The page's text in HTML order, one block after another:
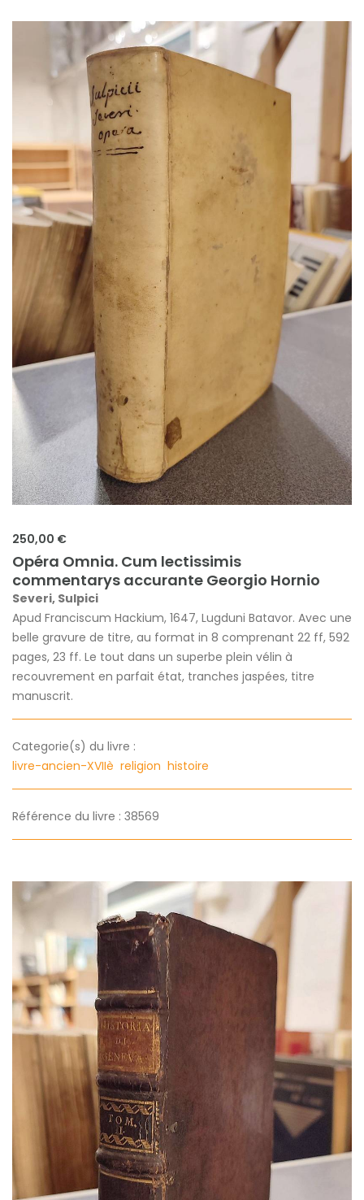
250,00 €
Opéra Omnia. Cum lectissimis
commentarys accurante Georgio Hornio
Severi, Sulpici
Apud Franciscum Hackium, 1647, Lugduni Batavor. Avec une
belle gravure de titre, au format in 8 comprenant 22 ff, 592
pages, 23 ff. Le tout dans un superbe plein vélin à
recouvrement en parfait état, tranches jaspées, titre
manuscrit.
Categorie(s) du livre :
livre-ancien-XVIIè religion histoire
Référence du livre : 38569